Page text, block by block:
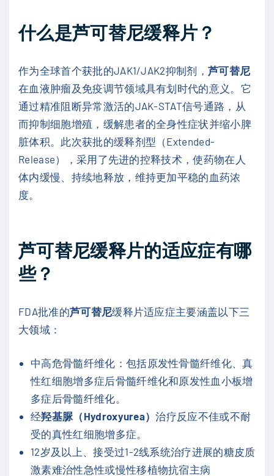
什么是芦可替尼缓释片？
作为全球首个获批的JAK1/JAK2抑制剂，芦可替尼
在血液肿瘤及免疫调节领域具有划时代的意义。它
通过精准阻断异常激活的JAK-STAT信号通路，从
而抑制细胞增殖，缓解患者的全身性症状并缩小脾
脏体积。此次获批的缓释剂型（Extended-
Release），采用了先进的控释技术，使药物在人
体内缓慢、持续地释放，维持更加平稳的血药浓
度。
芦可替尼缓释片的适应症有哪
些？
FDA批准的芦可替尼缓释片适应症主要涵盖以下三
大领域：
中高危骨髓纤维化：包括原发性骨髓纤维化、真
性红细胞增多症后骨髓纤维化和原发性血小板增
多症后骨髓纤维化。
经羟基脲（Hydroxyurea）治疗反应不佳或不耐
受的真性红细胞增多症。
12岁及以上、接受过1-2线系统治疗进展的糖皮质
激素难治性急性或慢性移植物抗宿主病